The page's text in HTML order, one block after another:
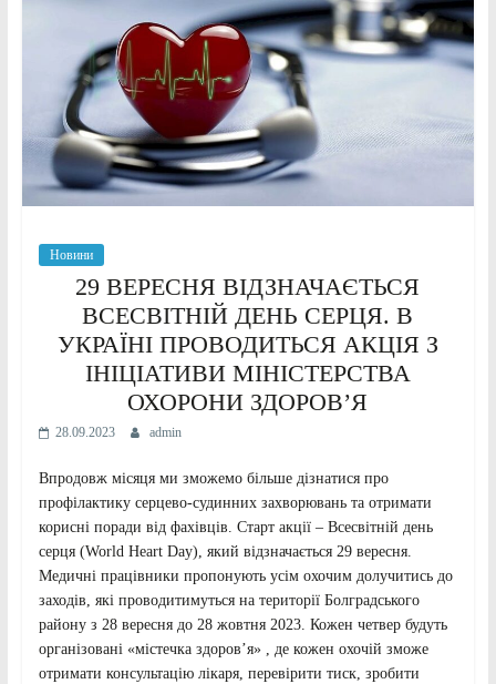
Новини
29 ВЕРЕСНЯ ВІДЗНАЧАЄТЬСЯ
ВСЕСВІТНІЙ ДЕНЬ СЕРЦЯ. В
УКРАЇНІ ПРОВОДИТЬСЯ АКЦІЯ З
ІНІЦІАТИВИ МІНІСТЕРСТВА
ОХОРОНИ ЗДОРОВ’Я
28.09.2023 admin
Впродовж місяця ми зможемо більше дізнатися про
профілактику серцево-судинних захворювань та отримати
корисні поради від фахівців. Старт акції – Всесвітній день
серця (World Heart Day), який відзначається 29 вересня.
Медичні працівники пропонують усім охочим долучитись до
заходів, які проводитимуться на території Болградського
району з 28 вересня до 28 жовтня 2023. Кожен четвер будуть
організовані «містечка здоров’я» , де кожен охочій зможе
отримати консультацію лікаря, перевірити тиск, зробити